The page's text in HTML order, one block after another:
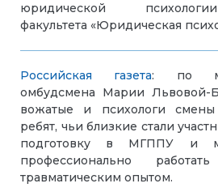
юридической
факультета «Юридическая
Российская газета: по
омбудсмена Марии Львовой-
вожатые и психологи смены
ребят, чьи близкие стали
подготовку в МГППУ и
профессионально
травматическим опытом.